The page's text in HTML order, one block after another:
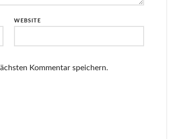
WEBSITE
Kommentar speichern.